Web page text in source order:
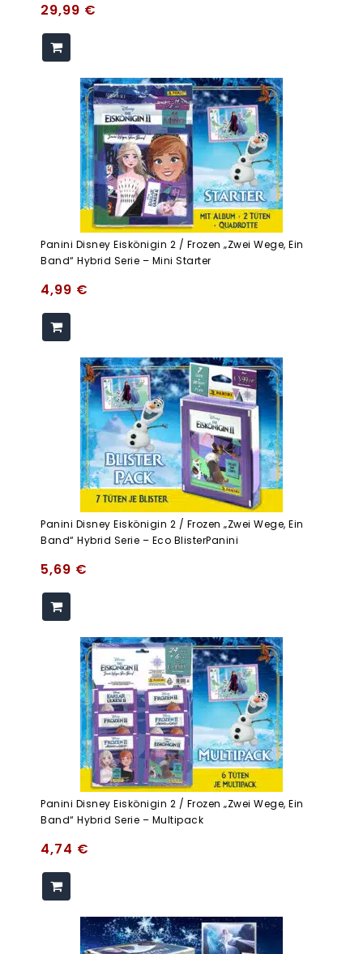
29,99 €
Panini Disney Eiskönigin 2 / Frozen „Zwei Wege, Ein
Band“ Hybrid Serie – Mini Starter
4,99 €
Panini Disney Eiskönigin 2 / Frozen „Zwei Wege, Ein
Band“ Hybrid Serie – Eco BlisterPanini
5,69 €
Panini Disney Eiskönigin 2 / Frozen „Zwei Wege, Ein
Band“ Hybrid Serie – Multipack
4,74 €